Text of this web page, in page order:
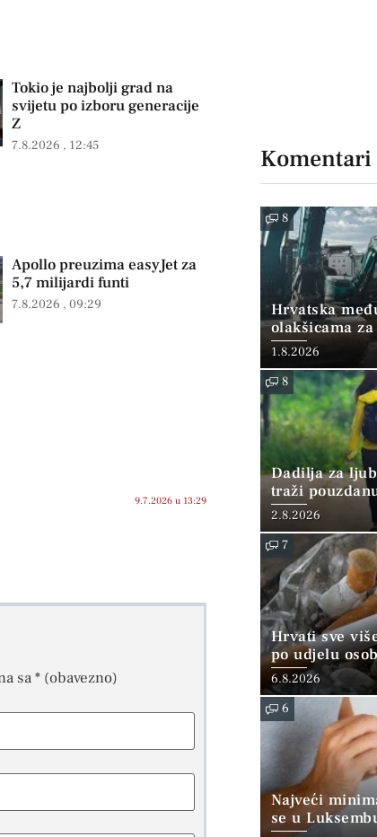
Tokio je najbolji grad na
svijetu po izboru generacije
Z
7.8.2026 12:45
Apollo preuzima easyJet za
5,7 milijardi funti
7.8.2026 09:29
9.7.2026 u 13:29
sa* (obavezno)
Komentari
8
Hrvatska
olakšicama
1.8.2026
8
Dadilja za
traži
2.8.2026
7
Hrvati sve
po udjelu
konzumiraju
6.8.2026
6
Najveći
se u